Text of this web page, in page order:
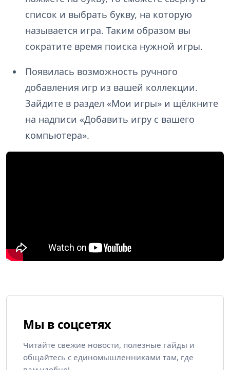
список и выбрать букву, на которую
называется игра. Таким образом вы
сократите время поиска нужной игры.
Появилась возможность ручного
добавления игр из вашей коллекции.
Зайдите в раздел «Мои игры» и щёлкните
на надписи «Добавить игру с вашего
компьютера».
Мы в соцсетях
Читайте свежие новости, полезные гайды и
общайтесь с единомышленниками там, где